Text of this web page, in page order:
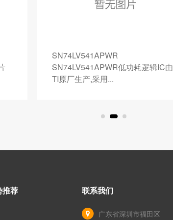
由
MC14093BDTR2G
MC14093BDTR2G CMOS电路,数
字逻辑IC由ON...
推荐 联系我们
广东省深圳市福田区